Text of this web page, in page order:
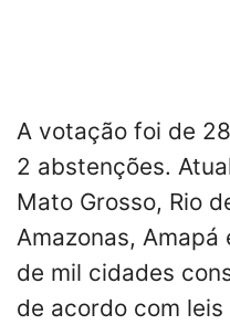
A votação foi de
2 abstenções.
Mato Grosso, Rio
Amazonas, Amapá
de mil cidades
de acordo com